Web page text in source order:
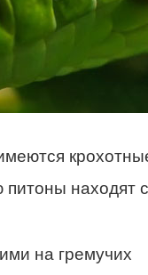
находят
на гремучих